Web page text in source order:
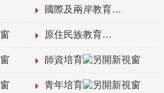
國際及兩岸教育
原住民族教育
師資培育
青年培育